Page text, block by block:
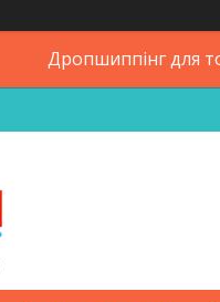
Дропшиппінг для